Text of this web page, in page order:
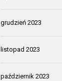
grudzień 2023
listopad 2023
październik 2023